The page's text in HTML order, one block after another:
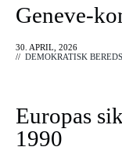
Geneve-
30. APRIL, 2026
// DEMOKRATISK
Europas
1990